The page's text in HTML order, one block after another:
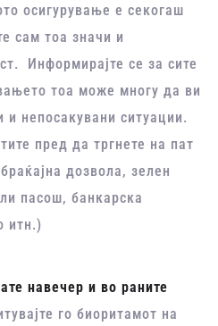
осигурување е секогаш
сам тоа значи и
Информирајте се за сите
тоа може многу да ви
и непосакувани ситуации.
пред да тргнете на пат
дозвола, зелен
пасош, банкарска
итн.)
навечер и во раните
го биоритамот на